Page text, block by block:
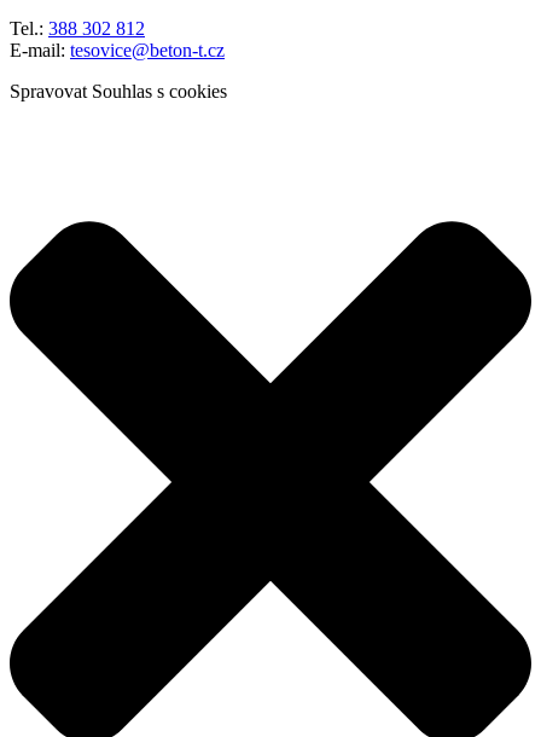
Tel.: 388 302 812
E-mail: tesovice@beton-t.cz
Spravovat Souhlas s cookies